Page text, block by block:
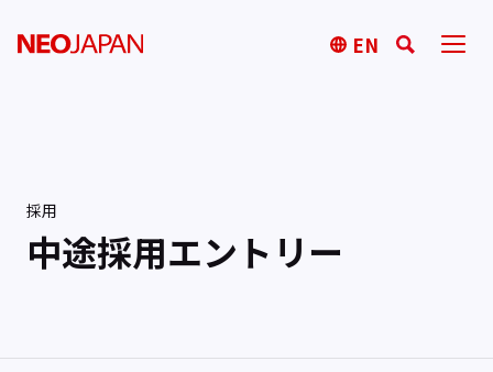
EN
採用
中途採用エントリー